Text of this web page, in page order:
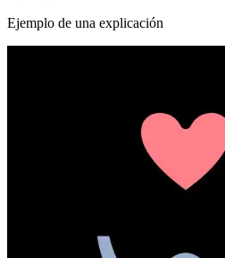
Ejemplo de una explicación